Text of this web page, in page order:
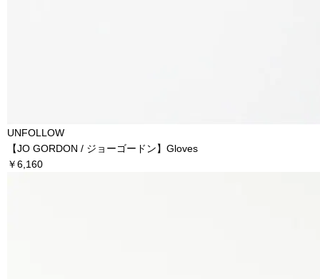
UNFOLLOW
【JO GORDON / ジョーゴードン】Gloves
￥6,160